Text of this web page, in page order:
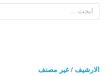
الارشيف /غير مصنف